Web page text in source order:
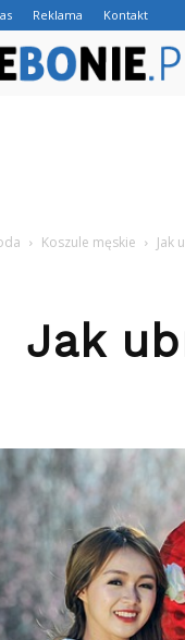
Reklama Kontakt
Koszule męskie Jak
Jak